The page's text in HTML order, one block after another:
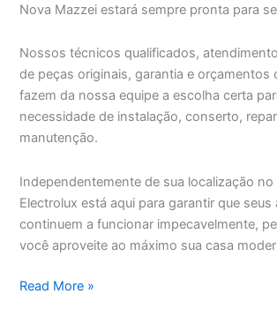
Nova Mazzei estará sempre pronta para
Nossos técnicos qualificados,
de peças originais, garantia e orçamentos
fazem da nossa equipe a escolha certa
necessidade de instalação, conserto,
manutenção.
Independentemente de sua localização no
Electrolux está aqui para garantir que seus
continuem a funcionar impecavelmente,
você aproveite ao máximo sua casa
Assistência
Read More »